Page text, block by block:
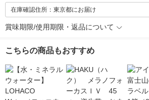
在庫確認住所：東京都にお届け
賞味期限/使用期限・返品について
こちらの商品もおすすめ